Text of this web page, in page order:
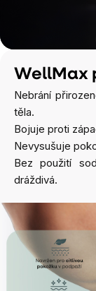
WellMax
Nebrání
těla.
Bojuje proti
Nevysušuje
Bez použití
dráždivá.